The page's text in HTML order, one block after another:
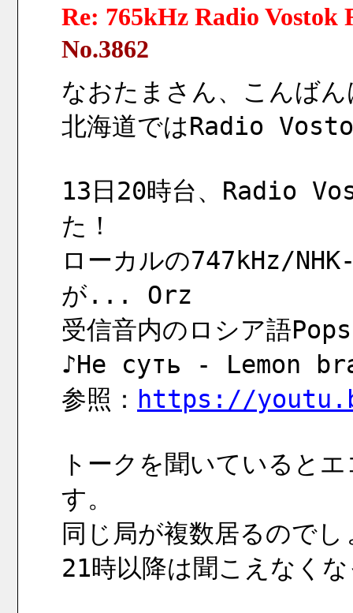
Re: 765kHz Radio Vostok
No.3862
なおたまさん、こんばん
北海道ではRadio
13日20時台、Radio
た！
ローカルの747kHz/
が... Orz
受信音内のロシア語
♪Не суть - Lemon
参照： https://
トークを聞いていると
す。
同じ局が複数居るのでし
21時以降は聞こえなく